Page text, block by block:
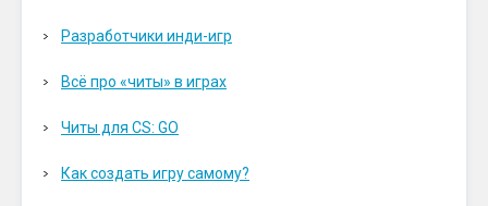
Разработчики инди-игр
Всё про «читы» в играх
Читы для CS: GO
Как создать игру самому?